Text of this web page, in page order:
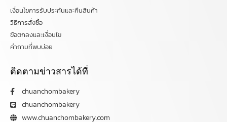
เงื่อนไขการรับประกันและคืนสินค้า
วิธีการสั่งซื้อ
ข้อตกลงและเงื่อนไข
คำถามที่พบบ่อย
ติดตามข่าวสารได้ที่
chuanchombakery
chuanchombakery
www.chuanchombakery.com